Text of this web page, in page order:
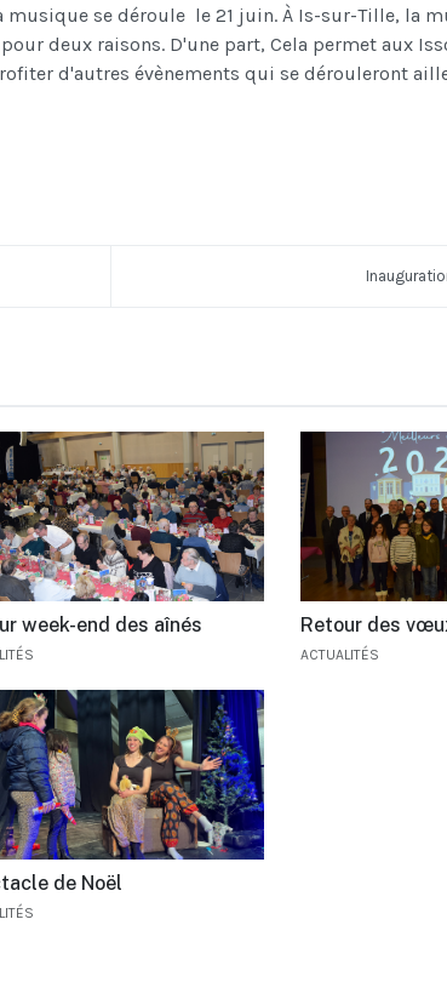
musique se déroule le 21 juin. À Is-sur-Tille, la
deux raisons. D'une part, Cela permet aux
d'autres évènements qui se dérouleront
week-end des aînés Retour des
ACTUALITÉS
de Noël